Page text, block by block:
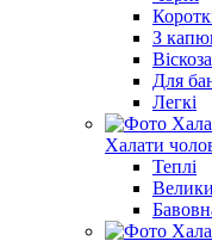
З
Віскоза
Для
Легкі
Халати
Теплі